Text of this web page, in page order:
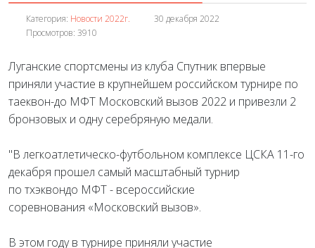
Категория: Новости 2022г.
30 декабря 2022
Просмотров: 3910
Луганские спортсмены из клуба Спутник впервые
приняли участие в крупнейшем российском турнире по
таеквон-до МФТ Московский вызов 2022 и привезли 2
бронзовых и одну серебряную медали.
"В легкоатлетическо-футбольном комплексе ЦСКА 11-го
декабря прошел самый масштабный турнир
по тхэквондо МФТ - всероссийские
соревнования «Московский вызов».
В этом году в турнире приняли участие